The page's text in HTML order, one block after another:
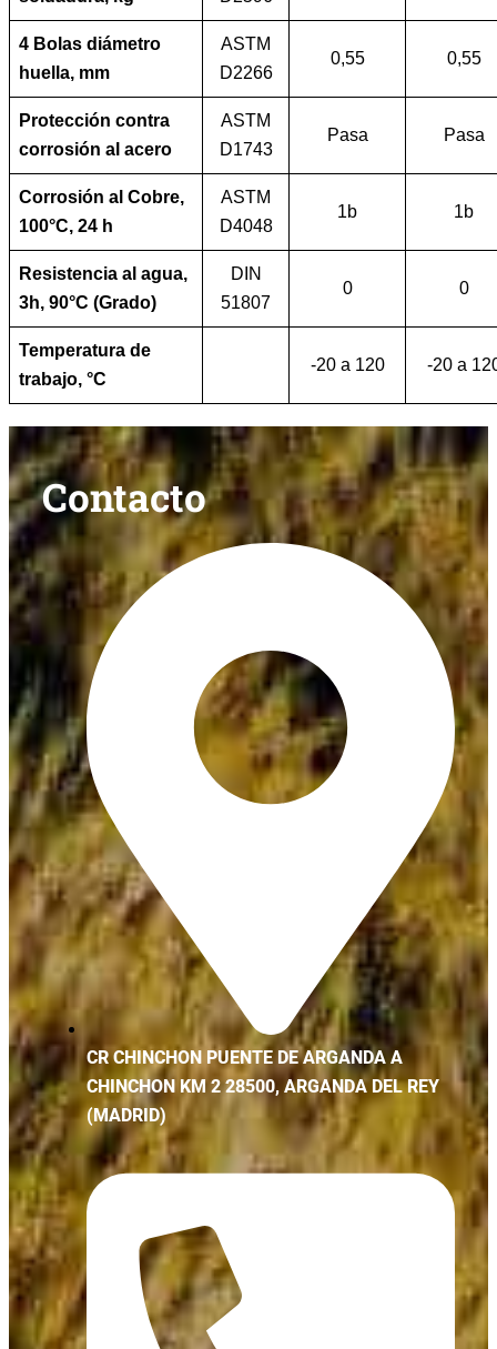
4 Bolas diámetro
huella, mm
ASTM
D2266
0,55 0,55
Protección contra
corrosión al acero
ASTM
D1743
Pasa Pasa
Corrosión al Cobre,
100°C, 24 h
ASTM
D4048
1b 1b
Resistencia al agua,
3h, 90°C (Grado)
DIN
51807
0 0
Temperatura de
trabajo, °C
-20 a 120 -20 a
Contacto
CR CHINCHON PUENTE DE ARGANDA A
CHINCHON KM 2 28500, ARGANDA DEL REY
(MADRID)